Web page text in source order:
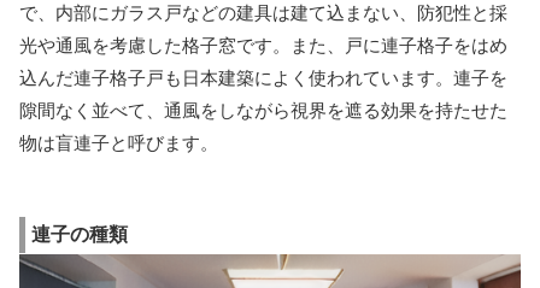
で、内部にガラス戸などの建具は建て込まない、防犯性と採
光や通風を考慮した格子窓です。また、戸に連子格子をはめ
込んだ連子格子戸も日本建築によく使われています。連子を
隙間なく並べて、通風をしながら視界を遮る効果を持たせた
物は盲連子と呼びます。
連子の種類